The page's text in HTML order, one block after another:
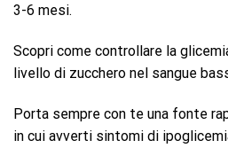
3-6 mesi.
Scopri come controllare la
livello di zucchero nel sangue
Porta sempre con te una fonte
in cui avverti sintomi di